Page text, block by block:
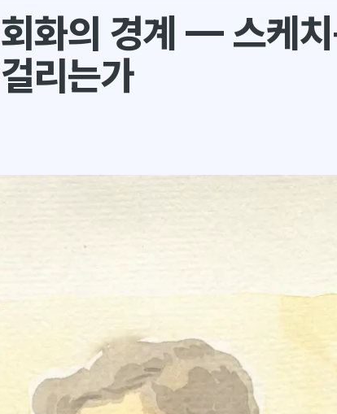
화의 경계 — 스케
리는가